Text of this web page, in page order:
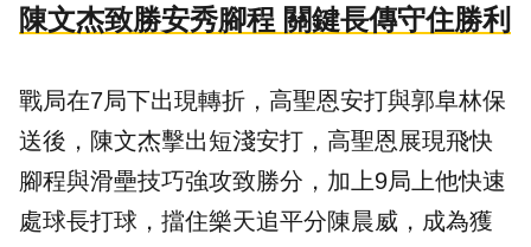
陳文杰致勝安秀腳程 關鍵長傳守住勝利
戰局在7局下出現轉折，高聖恩安打與郭阜林保
送後，陳文杰擊出短淺安打，高聖恩展現飛快
腳程與滑壘技巧強攻致勝分，加上9局上他快速
處球長打球，擋住樂天追平分陳晨威，成為獲